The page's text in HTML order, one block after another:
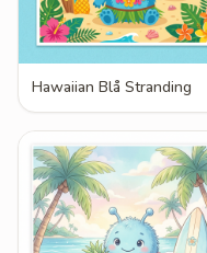
Hawaiian Blå Stranding